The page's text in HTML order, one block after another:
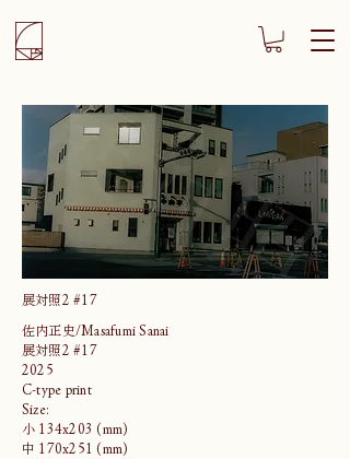
展対照2 #17
佐内正史/Masafumi Sanai
展対照2 #17
2025
C-type print
Size:
小 134x203 (mm)
中 170x251 (mm)